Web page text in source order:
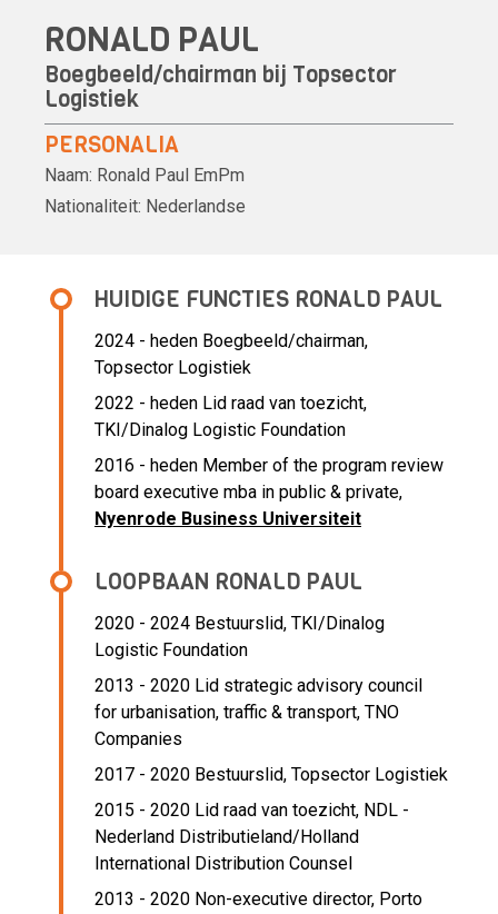
RONALD PAUL
Boegbeeld/chairman bij Topsector
Logistiek
PERSONALIA
Naam: Ronald Paul
EmPm
Nationaliteit: Nederlandse
HUIDIGE FUNCTIES RONALD PAUL
2024 - heden Boegbeeld/chairman,
Topsector Logistiek
2022 - heden Lid raad van toezicht,
TKI/Dinalog Logistic Foundation
2016 - heden Member of the program review
board executive mba in public & private,
Nyenrode Business Universiteit
LOOPBAAN RONALD PAUL
2020 - 2024 Bestuurslid, TKI/Dinalog
Logistic Foundation
2013 - 2020 Lid strategic advisory council
for urbanisation, traffic & transport, TNO
Companies
2017 - 2020 Bestuurslid, Topsector Logistiek
2015 - 2020 Lid raad van toezicht, NDL -
Nederland Distributieland/Holland
International Distribution Counsel
2013 - 2020 Non-executive director, Porto